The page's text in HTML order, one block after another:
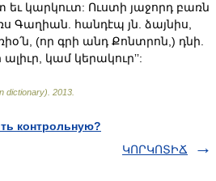
եւ կարկուտ: Ուստի յաջորդ բառն
Գաղիան. հանդէպ յն. ձայնիս,
(որ գրի անդ Քոնտրոն,) դնի.
կամ կերակուրʼʼ:
2013
контрольную?
ԿՈՐԿՈՏԻՃ